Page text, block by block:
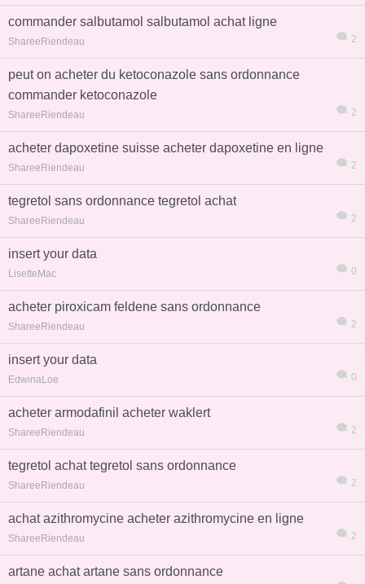
commander salbutamol salbutamol achat ligne
ShareeRiendeau 2
peut on acheter du ketoconazole sans ordonnance
commander ketoconazole
ShareeRiendeau 2
acheter dapoxetine suisse acheter dapoxetine en ligne
ShareeRiendeau 2
tegretol sans ordonnance tegretol achat
ShareeRiendeau 2
insert your data
LisetteMac 0
acheter piroxicam feldene sans ordonnance
ShareeRiendeau 2
insert your data
EdwinaLoe 0
acheter armodafinil acheter waklert
ShareeRiendeau 2
tegretol achat tegretol sans ordonnance
ShareeRiendeau 2
achat azithromycine acheter azithromycine en ligne
ShareeRiendeau 2
artane achat artane sans ordonnance